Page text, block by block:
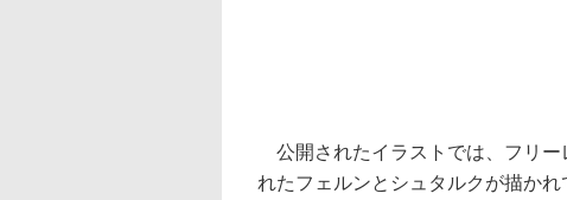
公開されたイラストでは、フリー
れたフェルンとシュタルクが描かれ